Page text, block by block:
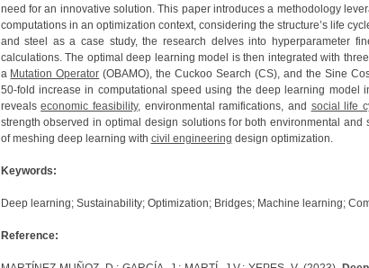
need for an innovative solution. This paper introduces a methodology
computations in an optimization context, considering the structure’s life
and steel as a case study, the research delves into hyperparameter
calculations. The optimal deep learning model is then integrated with
a Mutation Operator (OBAMO), the Cuckoo Search (CS), and the Sine
50-fold increase in computational speed using the deep learning model
revealseconomic feasibility, environmental ramifications, and social life
strength observed in optimal design solutions for both environmental
of meshing deep learning with civil engineering design optimization.
Keywords:
Deep learning; Sustainability; Optimization; Bridges; Machine learning;
Reference: